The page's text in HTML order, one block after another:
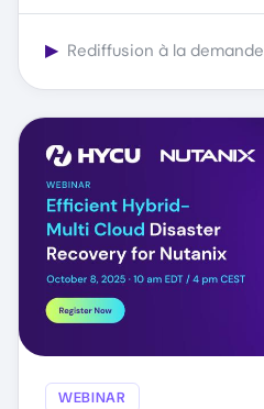
▶ Rediffusion à la demande
WEBINAR